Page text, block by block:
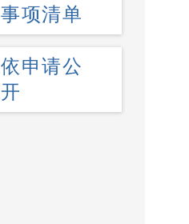
事项清单
依申请公
开